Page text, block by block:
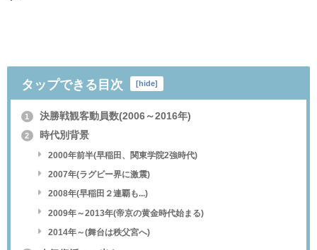
タップできる目次 [hide]
1 決勝戦観客動員数(2006～2016年)
2 時代別背景
2000年前半(早稲田、関東学院2強時代)
2007年(ラグビー界に激震)
2008年(早稲田２連覇も...)
2009年～2013年(帝京の黄金時代始まる)
2014年～(舞台は秩父宮へ)